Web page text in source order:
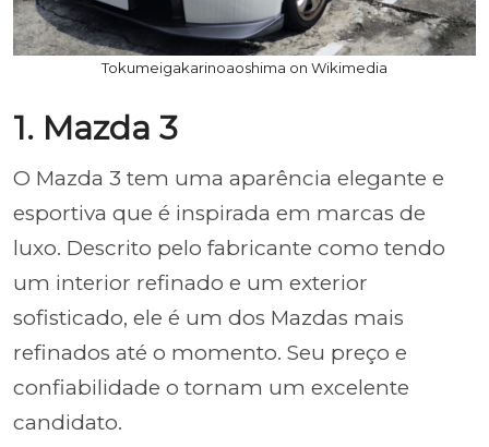
Tokumeigakarinoaoshima on Wikimedia
1. Mazda 3
O Mazda 3 tem uma aparência elegante e
esportiva que é inspirada em marcas de
luxo. Descrito pelo fabricante como tendo
um interior refinado e um exterior
sofisticado, ele é um dos Mazdas mais
refinados até o momento. Seu preço e
confiabilidade o tornam um excelente
candidato.